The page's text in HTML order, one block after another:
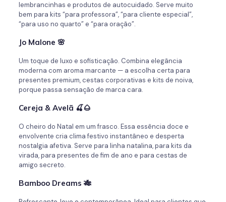
lembrancinhas e produtos de autocuidado. Serve muito
bem para kits “para professora”, “para cliente especial”,
“para uso no quarto” e “para oração”.
Jo Malone 🌸
Um toque de luxo e sofisticação. Combina elegância
moderna com aroma marcante — a escolha certa para
presentes premium, cestas corporativas e kits de noiva,
porque passa sensação de marca cara.
Cereja & Avelã 🍒🌰
O cheiro do Natal em um frasco. Essa essência doce e
envolvente cria clima festivo instantâneo e desperta
nostalgia afetiva. Serve para linha natalina, para kits da
virada, para presentes de fim de ano e para cestas de
amigo secreto.
Bamboo Dreams 🎋